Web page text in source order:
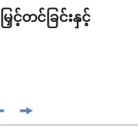
ြှင့်တင်ခြင်းနှင့်